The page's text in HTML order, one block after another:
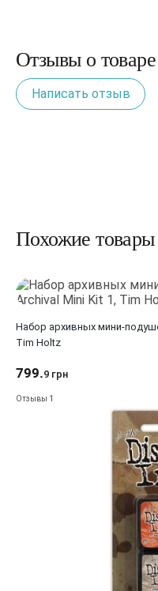
Отзывы о товаре
Написать отзыв
Похожие товары
Набор архивных мини-
Tim Holtz
799.9 грн
Отзывы 1